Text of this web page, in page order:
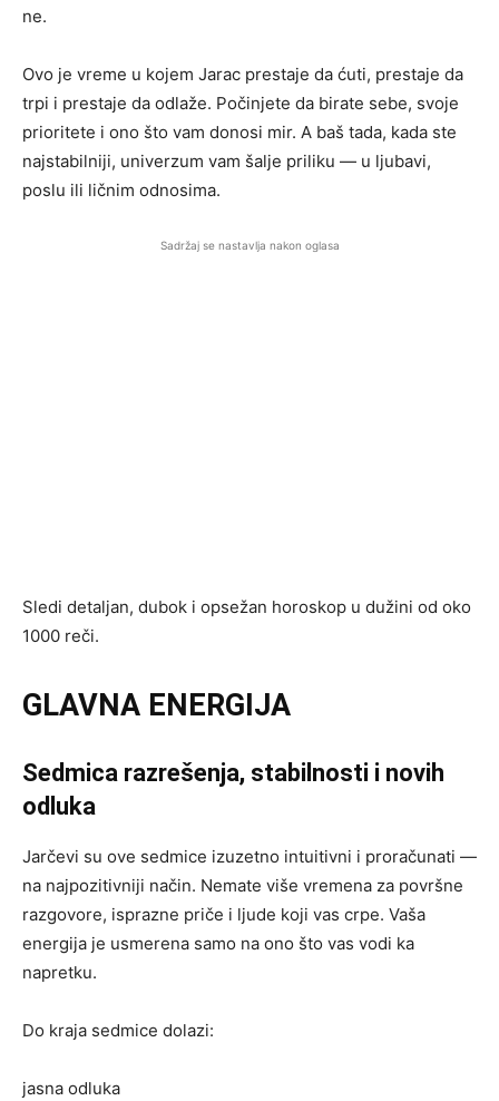
ne.
Ovo je vreme u kojem Jarac prestaje da ćuti, prestaje da
trpi i prestaje da odlaže. Počinjete da birate sebe, svoje
prioritete i ono što vam donosi mir. A baš tada, kada ste
najstabilniji, univerzum vam šalje priliku — u ljubavi,
poslu ili ličnim odnosima.
Sadržaj se nastavlja nakon oglasa
Sledi detaljan, dubok i opsežan horoskop u dužini od oko
1000 reči.
GLAVNA ENERGIJA
Sedmica razrešenja, stabilnosti i novih
odluka
Jarčevi su ove sedmice izuzetno intuitivni i proračunati —
na najpozitivniji način. Nemate više vremena za površne
razgovore, isprazne priče i ljude koji vas crpe. Vaša
energija je usmerena samo na ono što vas vodi ka
napretku.
Do kraja sedmice dolazi:
jasna odluka